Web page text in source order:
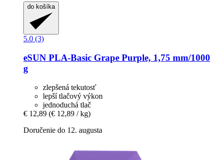
do košíka
5.0 (3)
eSUN PLA-​Basic Grape Purple, 1,75 mm/1000
g
zlepšená tekutosť
lepší tlačový výkon
jednoduchá tlač
€ 12,89 (€ 12,89 / kg)
Doručenie do 12. augusta